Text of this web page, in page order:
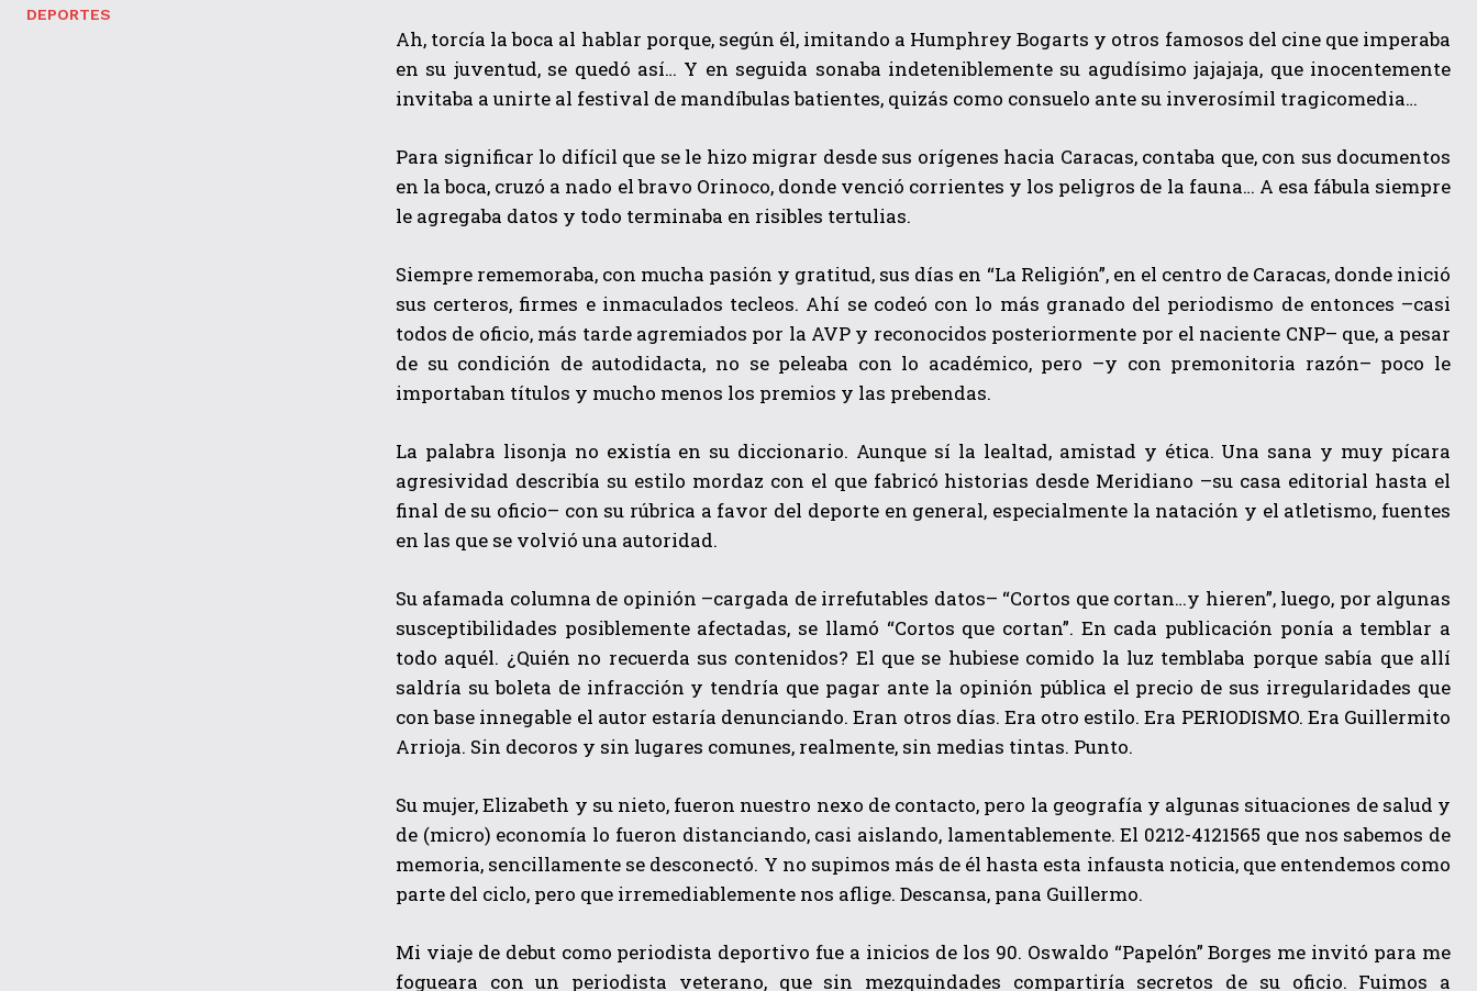
DEPORTES
Ah, torcía la boca al hablar porque, según él, imitando a Humphrey Bogarts y otros famosos del cine que imperaba
en su juventud, se quedó así… Y en seguida sonaba indeteniblemente su agudísimo jajajaja, que inocentemente
invitaba a unirte al festival de mandíbulas batientes, quizás como consuelo ante su inverosímil tragicomedia…
Para significar lo difícil que se le hizo migrar desde sus orígenes hacia Caracas, contaba que, con sus documentos
en la boca, cruzó a nado el bravo Orinoco, donde venció corrientes y los peligros de la fauna… A esa fábula siempre
le agregaba datos y todo terminaba en risibles tertulias.
Siempre rememoraba, con mucha pasión y gratitud, sus días en “La Religión”, en el centro de Caracas, donde inició
sus certeros, firmes e inmaculados tecleos. Ahí se codeó con lo más granado del periodismo de entonces –casi
todos de oficio, más tarde agremiados por la AVP y reconocidos posteriormente por el naciente CNP– que, a pesar
de su condición de autodidacta, no se peleaba con lo académico, pero –y con premonitoria razón– poco le
importaban títulos y mucho menos los premios y las prebendas.
La palabra lisonja no existía en su diccionario. Aunque sí la lealtad, amistad y ética. Una sana y muy pícara
agresividad describía su estilo mordaz con el que fabricó historias desde Meridiano –su casa editorial hasta el
final de su oficio– con su rúbrica a favor del deporte en general, especialmente la natación y el atletismo, fuentes
en las que se volvió una autoridad.
Su afamada columna de opinión –cargada de irrefutables datos– “Cortos que cortan…y hieren”, luego, por algunas
susceptibilidades posiblemente afectadas, se llamó “Cortos que cortan”. En cada publicación ponía a temblar a
todo aquél. ¿Quién no recuerda sus contenidos? El que se hubiese comido la luz temblaba porque sabía que allí
saldría su boleta de infracción y tendría que pagar ante la opinión pública el precio de sus irregularidades que
con base innegable el autor estaría denunciando. Eran otros días. Era otro estilo. Era PERIODISMO. Era Guillermito
Arrioja. Sin decoros y sin lugares comunes, realmente, sin medias tintas. Punto.
Su mujer, Elizabeth y su nieto, fueron nuestro nexo de contacto, pero la geografía y algunas situaciones de salud y
de (micro) economía lo fueron distanciando, casi aislando, lamentablemente. El 0212-4121565 que nos sabemos de
memoria, sencillamente se desconectó. Y no supimos más de él hasta esta infausta noticia, que entendemos como
parte del ciclo, pero que irremediablemente nos aflige. Descansa, pana Guillermo.
Mi viaje de debut como periodista deportivo fue a inicios de los 90. Oswaldo “Papelón” Borges me invitó para me
fogueara con un periodista veterano, que sin mezquindades compartiría secretos de su oficio. Fuimos a